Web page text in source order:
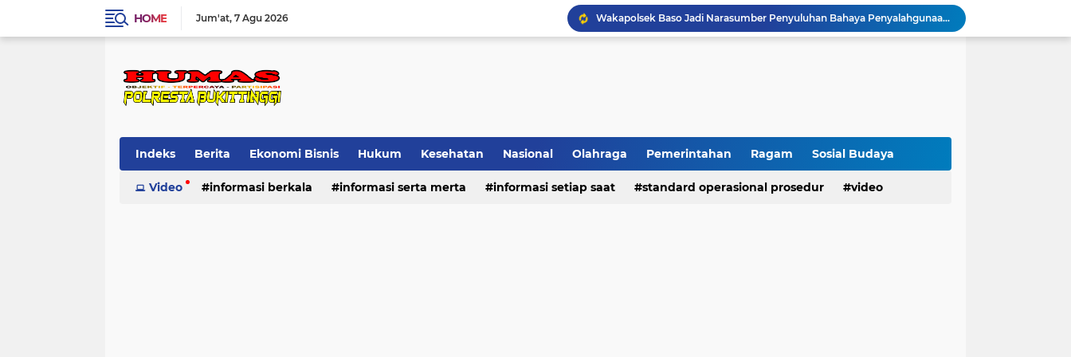
HOME Jum'at 7 Agu 2026
Kasat Binmas Polresta Bukittinggi Berikan Penyuluhan Dampak Game Online dan Judi Online kepada Siswa Baru SMAN 1 Bukittinggi
Membangun Generasi Taat Aturan, Waka Polsek IV Koto Sosialisasikan Kesadaran Hukum dan Tertib Berlalu Lintas
Sikum Polresta Bukittinggi Berikan Penyuluhan Hukum tentang KUHP Terbaru di Akfar Imam Bonjol
Indeks Berita Ekonomi Bisnis Hukum Kesehatan Nasional Olahraga Pemerintahan Ragam Sosial Budaya
Standard Operasional Prosedur Video
Video informasi berkala informasi serta merta informasi setiap saat standard operasional prosedur video